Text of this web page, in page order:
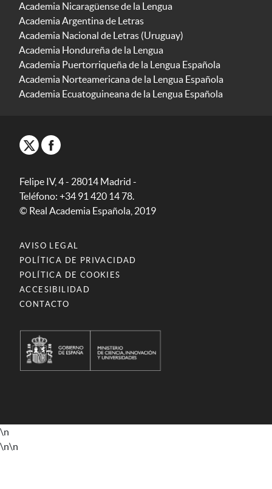
Academia Nicaragüense de la Lengua
Academia Argentina de Letras
Academia Nacional de Letras (Uruguay)
Academia Hondureña de la Lengua
Academia Puertorriqueña de la Lengua Española
Academia Norteamericana de la Lengua Española
Academia Ecuatoguineana de la Lengua Española
Felipe IV, 4 - 28014 Madrid -
Teléfono: +34 91 420 14 78.
© Real Academia Española, 2019
AVISO LEGAL
POLÍTICA DE PRIVACIDAD
POLÍTICA DE COOKIES
ACCESIBILIDAD
CONTACTO
\n
\n\n